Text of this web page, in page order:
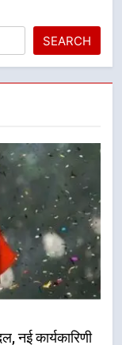
SEARCH
नई कार्यकारिणी
की चेतावनी के बीच
विभागों को हाई